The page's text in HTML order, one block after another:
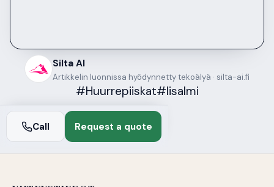
Silta AI
Artikkelin luonnissa hyödynnetty tekoälyä · silta-ai.fi
#Huurrepiiskat#Iisalmi
Call Request a quote